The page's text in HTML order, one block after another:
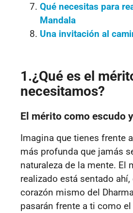
Qué necesitas para
Mandala
Una invitación al
1.¿Qué es el
necesitamos?
El mérito como escudo
Imagina que tienes frente
más profunda que jamás
naturaleza de la mente. El
realizado está sentado
corazón mismo del
pasarán frente a ti como